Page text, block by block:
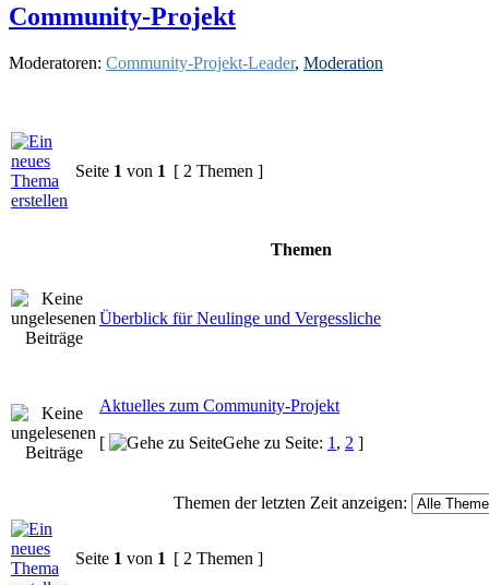
Community-Projekt
Moderatoren: Community-Projekt-Leader, Moderation
Seite 1 von 1 [ 2 Themen ]
Themen
Überblick für Neulinge und Vergessliche
Aktuelles zum Community-Projekt
[
Gehe zu Seite: 1 , 2 ]
Themen der letzten Zeit anzeigen:
Seite 1 von 1 [ 2 Themen ]